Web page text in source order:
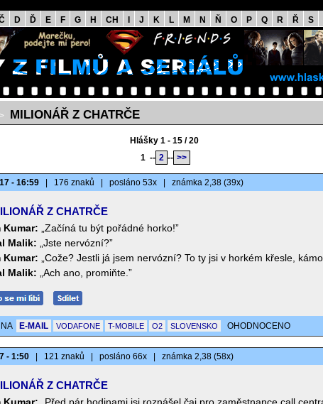
D Ď E F G H CH J K L M N Ň O P Q R Ř S
> MILIONÁŘ Z CHATRČE
Hlášky 1 - 15 / 20
1 -- 2 -- >>
- 16:59 176 znaků posláno 53x známka 2,38 (39x)
Z CHATRČE
Kumar:
„Začíná tu být pořádné horko!”
Malik:
„Jste nervózní?”
Kumar:
„Cože? Jestli já jsem nervózní? To ty jsi v horkém křesle,
Malik:
„Ach ano, promiňte.”
E-MAIL VODAFONE T-MOBILE O2 SLOVENSKO OHODNOCENO
- 1:50 121 znaků posláno 66x známka 2,38 (58x)
Z CHATRČE